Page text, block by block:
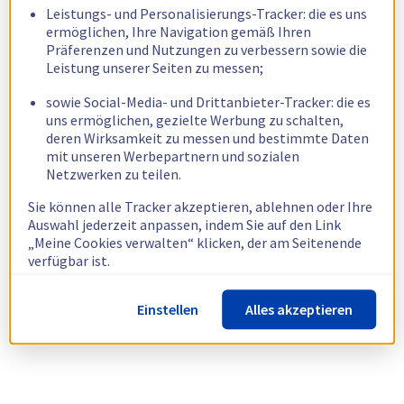
Leistungs- und Personalisierungs-Tracker: die es uns
ermöglichen, Ihre Navigation gemäß Ihren
Präferenzen und Nutzungen zu verbessern sowie die
Leistung unserer Seiten zu messen;
sowie Social-Media- und Drittanbieter-Tracker: die es
uns ermöglichen, gezielte Werbung zu schalten,
deren Wirksamkeit zu messen und bestimmte Daten
mit unseren Werbepartnern und sozialen
Netzwerken zu teilen.
Sie können alle Tracker akzeptieren, ablehnen oder Ihre
Auswahl jederzeit anpassen, indem Sie auf den Link
„Meine Cookies verwalten“ klicken, der am Seitenende
verfügbar ist.
Weitere Informationen finden Sie in unsererRichtlinie
zur Verwendung von Cookies.
Einstellen Alles akzeptieren